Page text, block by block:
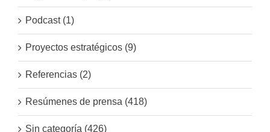
Podcast (1)
Proyectos estratégicos (9)
Referencias (2)
Resúmenes de prensa (418)
Sin categoría (426)